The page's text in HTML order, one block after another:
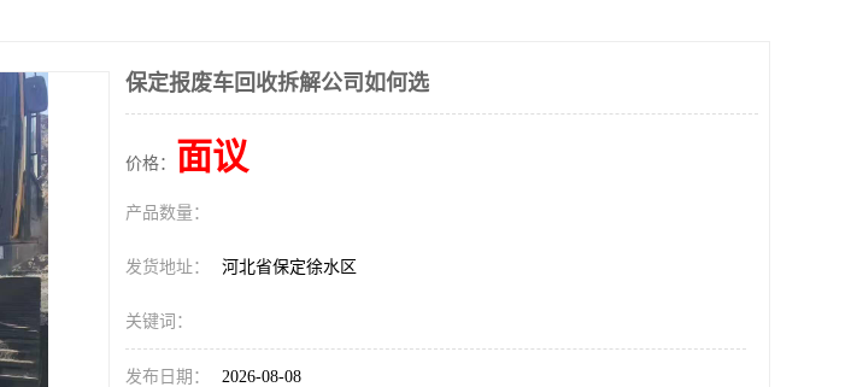
保定报废车回收拆解公司如何选
价格： 面议
产品数量：
发货地址： 河北省保定徐水区
关键词：
发布日期： 2026-08-08